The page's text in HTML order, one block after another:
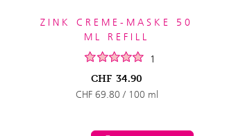
ZINK CREME-MASKE 50
ML REFILL
1
CHF 34.90
CHF 69.80 / 100 ml